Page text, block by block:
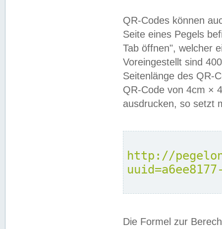
QR-Codes können
Seite eines Pegels
Tab öffnen", welcher
Voreingestellt sind
Seitenlänge des QR-
QR-Code von 4cm ×
ausdrucken, so setzt
http://
Die Formel zur